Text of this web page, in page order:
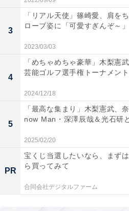
3
「リアル天使」篠崎愛、肩を
ローブ姿に「可愛すぎんぞ～
2023/03/03
4
「めちゃめちゃ豪華」木梨憲
芸能ゴルフ選手権トーナメン
2024/12/18
5
「最高な集まり」木梨憲武、
now Man・深澤辰哉＆光石研
2025/02/20
PR
宝くじ当選したいなら、まず
ら買ってみて
合同会社デジタルファーム